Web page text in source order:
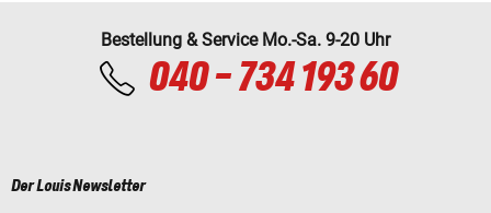
Bestellung & Service Mo.-Sa. 9-20 Uhr
040 - 734 193 60
Der Louis Newsletter